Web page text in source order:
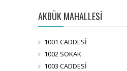
AKBÜK MAHALLESİ
1001 CADDESİ
1002 SOKAK
1003 CADDESİ